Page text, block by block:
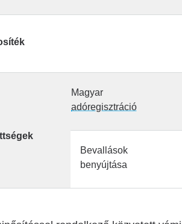
Magyar
adóregisztráció
Bevallások
benyújtása